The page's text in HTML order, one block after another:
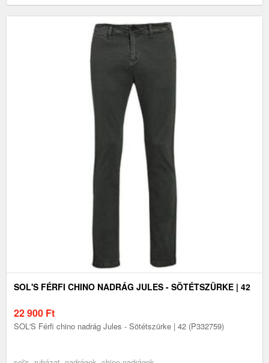
SOL'S FÉRFI CHINO NADRÁG JULES - SÖTÉTSZÜRKE | 42
22 900 Ft
SOL'S Férfi chino nadrág Jules - Sötétszürke | 42 (P332759)